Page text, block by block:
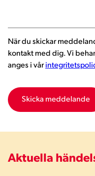
När du skickar
kontakt med dig. Vi
anges i vår
Aktuella